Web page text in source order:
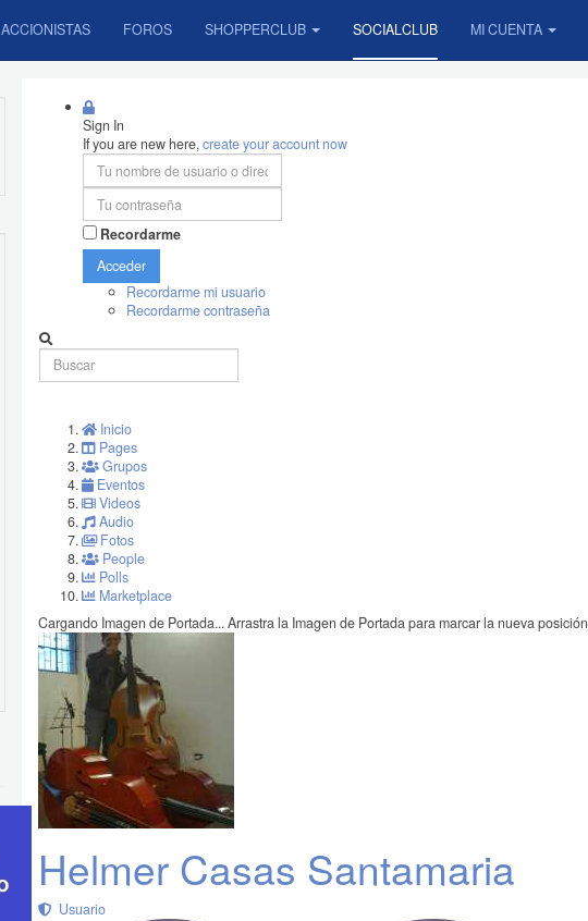
ACCIONISTAS FOROS SHOPPERCLUB SOCIALCLUB MI CUENTA
Sign In
If you are new here,create your account now
Recordarme
Acceder
Recordarme mi usuario
Recordarme contraseña
Inicio
Pages
Grupos
Eventos
Videos
Audio
Fotos
People
Polls
Marketplace
Cargando Imagen de Portada...Arrastra la Imagen de Portada para marcar la nueva posición
Helmer Casas Santamaria
Usuario